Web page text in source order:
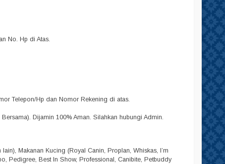
No. Hp di Atas.
Telepon/Hp dan Nomor Rekening di atas.
Dijamin 100% Aman. Silahkan hubungi Admin.
Makanan Kucing (Royal Canin, Proplan, Whiskas, I’m
Pedigree, Best In Show, Professional, Canibite, Petbuddy